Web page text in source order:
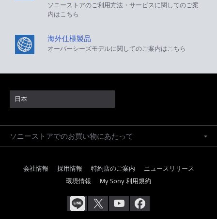
ソニーストアのご利用方法・サービスに関してのご案
内はこちら
海外仕様製品
オーバーシーズモデルに関してのご案内はこちら
日本
ソニーストアでのお買い物にあたって
会社情報 採用情報 特約店のご案内
ニュースリリース
環境情報
My Sony 利用規約